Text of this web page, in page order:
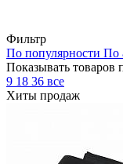
Фильтр
По популярности По
Показывать товаров
9 18 36 все
Хиты продаж